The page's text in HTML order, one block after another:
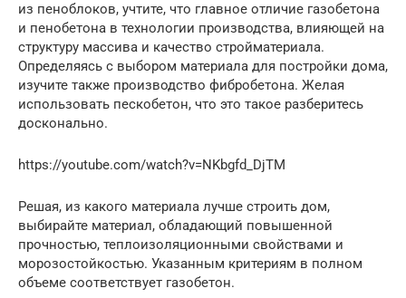
из пеноблоков, учтите, что главное отличие газобетона
и пенобетона в технологии производства, влияющей на
структуру массива и качество стройматериала.
Определяясь с выбором материала для постройки дома,
изучите также производство фибробетона. Желая
использовать пескобетон, что это такое разберитесь
досконально.
https://youtube.com/watch?v=NKbgfd_DjTM
Решая, из какого материала лучше строить дом,
выбирайте материал, обладающий повышенной
прочностью, теплоизоляционными свойствами и
морозостойкостью. Указанным критериям в полном
объеме соответствует газобетон.